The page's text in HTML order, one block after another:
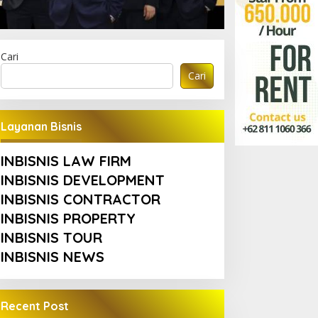
232 Ribu Wisatawan Gunakan
di Labuan Bajo, DPR Minta
2026
Cari
Cari
Layanan Bisnis
INBISNIS LAW FIRM
INBISNIS DEVELOPMENT
INBISNIS CONTRACTOR
INBISNIS PROPERTY
INBISNIS TOUR
INBISNIS NEWS
Recent Post